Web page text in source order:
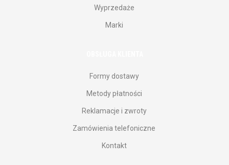
Wyprzedaże
Marki
Formy dostawy
Metody płatności
Reklamacje i zwroty
Zamówienia telefoniczne
Kontakt